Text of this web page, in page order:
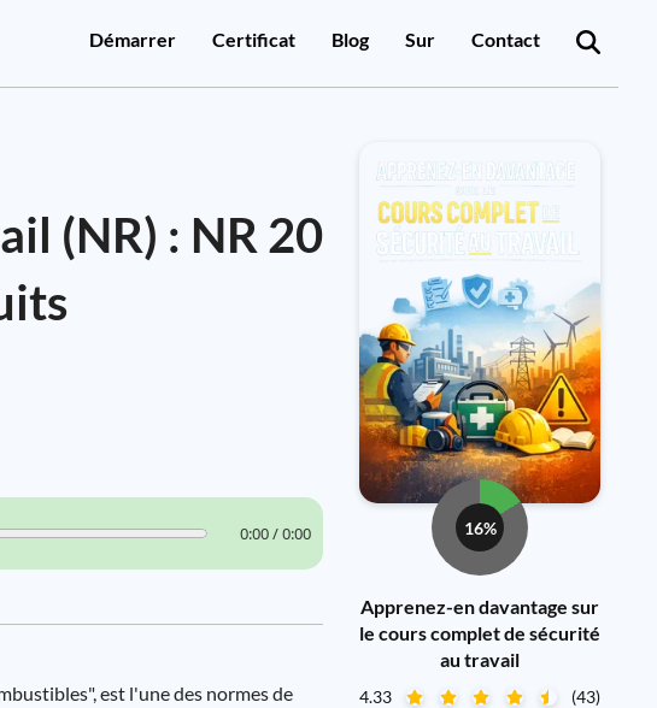
Démarrer Certificat Blog Sur Contact
(NR) : NR 20
0:00 / 0:00
est l'une des normes de
16%
Apprenez-en davantage sur
le cours complet de sécurité
au travail
4.33
(43)